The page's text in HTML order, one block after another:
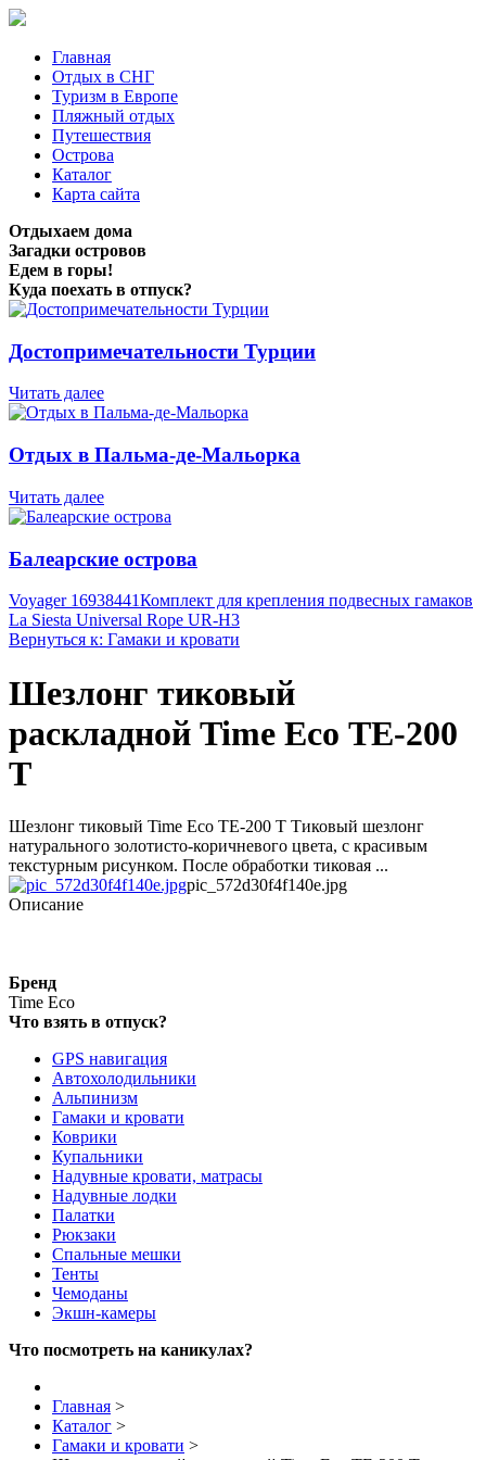
Главная
Отдых в СНГ
Туризм в Европе
Пляжный отдых
Путешествия
Острова
Каталог
Карта сайта
Отдыхаем дома
Загадки островов
Едем в горы!
Куда поехать в отпуск?
Достопримечательности Турции
Читать далее
Отдых в Пальма-де-Мальорка
Читать далее
Балеарские острова
Voyager 16938441Комплект для крепления подвесных гамаков
La Siesta Universal Rope UR-H3
Вернуться к: Гамаки и кровати
Шезлонг тиковый
раскладной Time Eco ТЕ-200
Т
Шезлонг тиковый Time Eco ТЕ-200 Т Тиковый шезлонг
натурального золотисто-коричневого цвета, с красивым
текстурным рисунком. После обработки тиковая ...
pic_572d30f4f140e.jpg
Описание
Бренд
Time Eco
Что взять в отпуск?
GPS навигация
Автохолодильники
Альпинизм
Гамаки и кровати
Коврики
Купальники
Надувные кровати, матрасы
Надувные лодки
Палатки
Рюкзаки
Спальные мешки
Тенты
Чемоданы
Экшн-камеры
Что посмотреть на каникулах?
Главная >
Каталог >
Гамаки и кровати >